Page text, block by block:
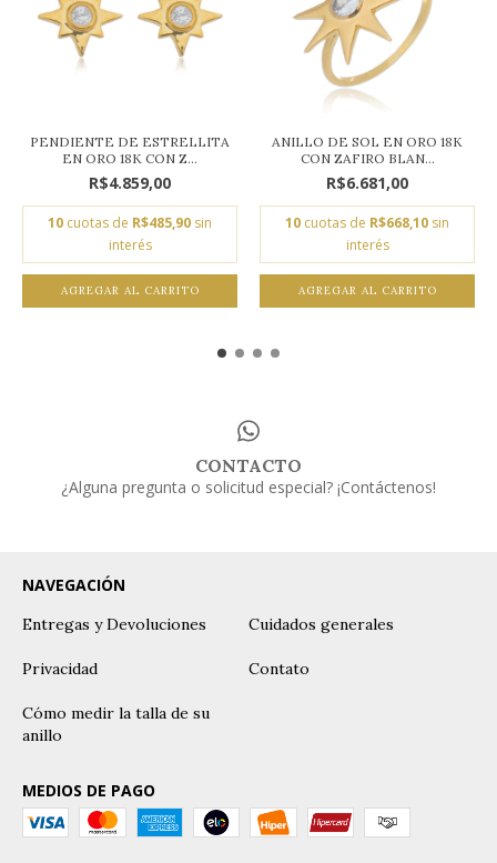
PENDIENTE DE ESTRELLITA
EN ORO 18K CON Z...
R$4.859,00
10 cuotas de R$485,90 sin
interés
AGREGAR AL CARRITO
ANILLO DE SOL EN ORO 18K
CON ZAFIRO BLAN...
R$6.681,00
10 cuotas de R$668,10 sin
interés
AGREGAR AL CARRITO
CONTACTO
¿Alguna pregunta o solicitud especial? ¡Contáctenos!
NAVEGACIÓN
Entregas y Devoluciones Cuidados generales
Privacidad Contato
Cómo medir la talla de su
anillo
MEDIOS DE PAGO